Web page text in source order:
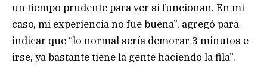
un tiempo prudente para ver si funcionan. En mi
caso, mi experiencia no fue buena”, agregó para
indicar que “lo normal sería demorar 3 minutos e
irse, ya bastante tiene la gente haciendo la fila”.